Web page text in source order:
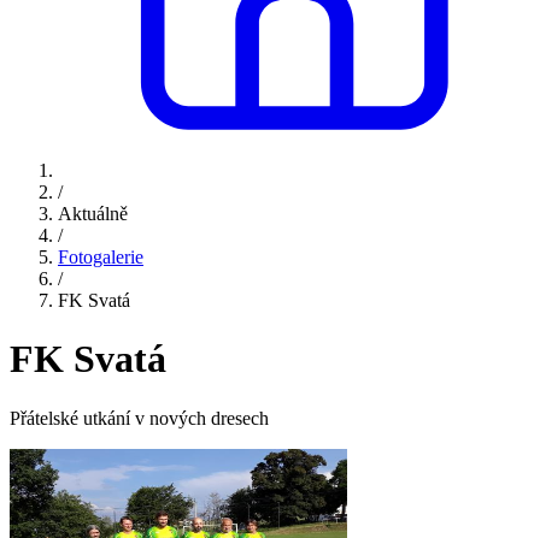
/
Aktuálně
/
Fotogalerie
/
FK Svatá
FK Svatá
Přátelské utkání v nových dresech